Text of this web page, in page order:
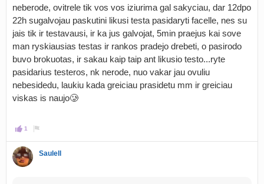
neberode, ovitrele tik vos vos iziurima gal sakyciau, dar 12dpo
22h sugalvojau paskutini likusi testa pasidaryti facelle, nes su
jais tik ir testavausi, ir ka jus galvojat, 5min praejus kai sove
man ryskiausias testas ir rankos pradejo drebeti, o pasirodo
buvo brokuotas, ir sakau kaip taip ant likusio testo...ryte
pasidarius testeros, nk nerode, nuo vakar jau ovuliu
nebesidedu, laukiu kada greiciau prasidetu mm ir greiciau
viskas is naujo🥲
1
Saulell